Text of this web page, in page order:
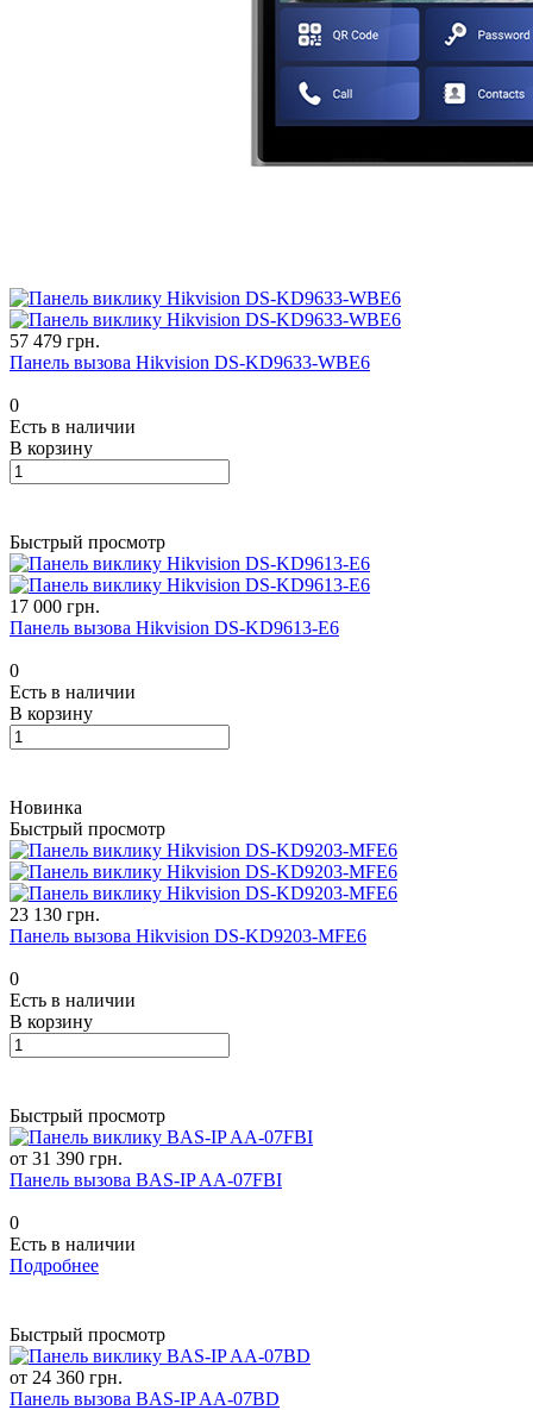
57 479 грн.
Панель вызова Hikvision DS-KD9633-WBE6
0
Есть в наличии
В корзину
Быстрый просмотр
17 000 грн.
Панель вызова Hikvision DS-KD9613-E6
0
Есть в наличии
В корзину
Новинка
Быстрый просмотр
23 130 грн.
Панель вызова Hikvision DS-KD9203-MFE6
0
Есть в наличии
В корзину
Быстрый просмотр
от 31 390 грн.
Панель вызова BAS-IP AA-07FBI
0
Есть в наличии
Подробнее
Быстрый просмотр
от 24 360 грн.
Панель вызова BAS-IP AA-07BD